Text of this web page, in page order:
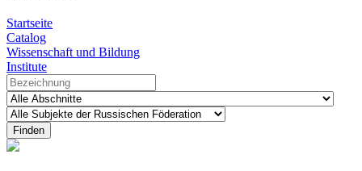
Startseite
Catalog
Wissenschaft und Bildung
Institute